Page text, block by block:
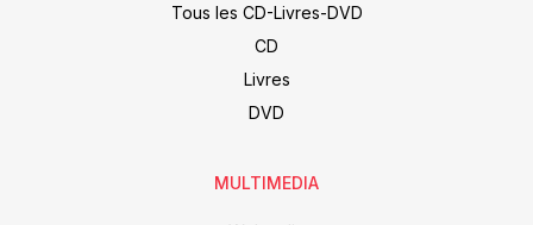
Tous les CD-Livres-DVD
CD
Livres
DVD
MULTIMEDIA